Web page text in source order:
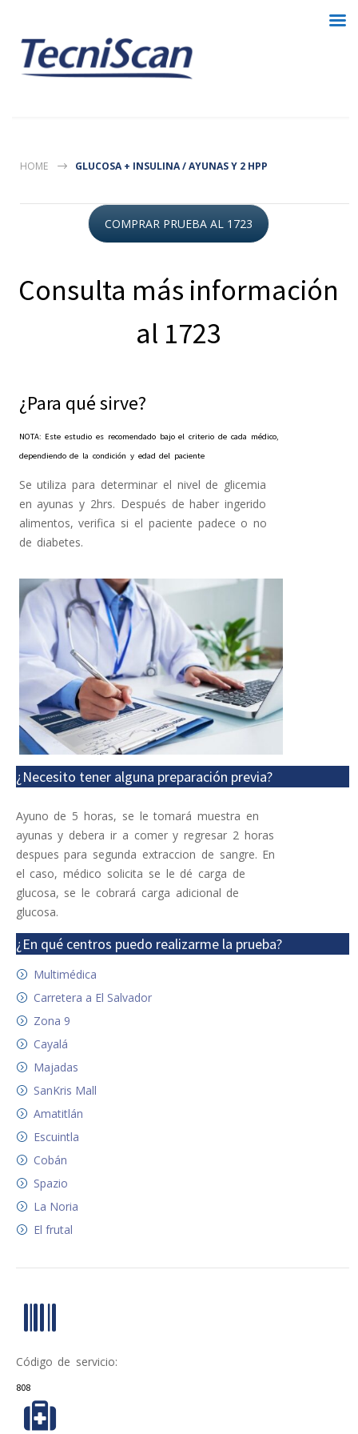
HOME GLUCOSA + INSULINA / AYUNAS Y 2 HPP
COMPRAR PRUEBA AL 1723
Consulta más información
al 1723
¿Para qué sirve?
NOTA: Este estudio es recomendado bajo el criterio de cada médico,
dependiendo de la condición y edad del paciente
Se utiliza para determinar el nivel de glicemia
en ayunas y 2hrs. Después de haber ingerido
alimentos, verifica si el paciente padece o no
de diabetes.
¿Necesito tener alguna preparación previa?
Ayuno de 5 horas, se le tomará muestra en
ayunas y debera ir a comer y regresar 2 horas
despues para segunda extraccion de sangre. En
el caso, médico solicita se le dé carga de
glucosa, se le cobrará carga adicional de
glucosa.
¿En qué centros puedo realizarme la prueba?
Multimédica
Carretera a El Salvador
Zona 9
Cayalá
Majadas
SanKris Mall
Amatitlán
Escuintla
Cobán
Spazio
La Noria
El frutal
Código de servicio:
808